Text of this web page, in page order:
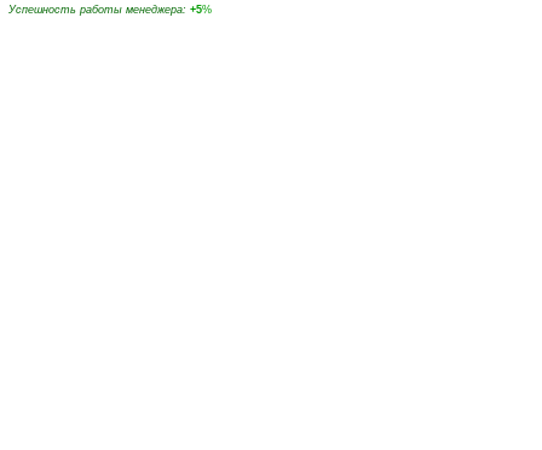
Успешность работы менеджера: +5%